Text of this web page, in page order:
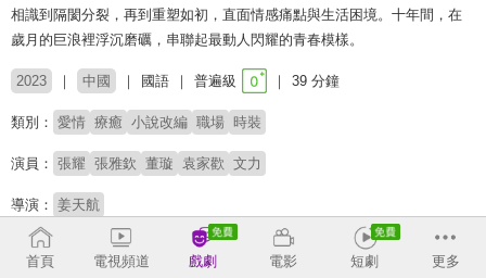
相識到隔閡分裂，再到重塑如初，直面情感痛點與生活困境。十年間，在
歲月的巨浪裡浮沉磨礪，串聯起最動人閃耀的青春模樣。
2023 中國 國語 普遍級 39 分鐘
類別： 愛情 療癒 小說改編 職場 時裝
演員： 張耀 張雅欽 董璇 袁家歡 文力
導演： 姜天航
原著：
丹書光光《向陽奔跑》
首頁
電視頻道 戲劇 電影 短劇 更多